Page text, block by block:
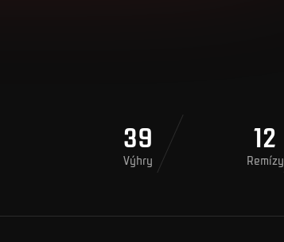
39
Výhry
12
Remízy